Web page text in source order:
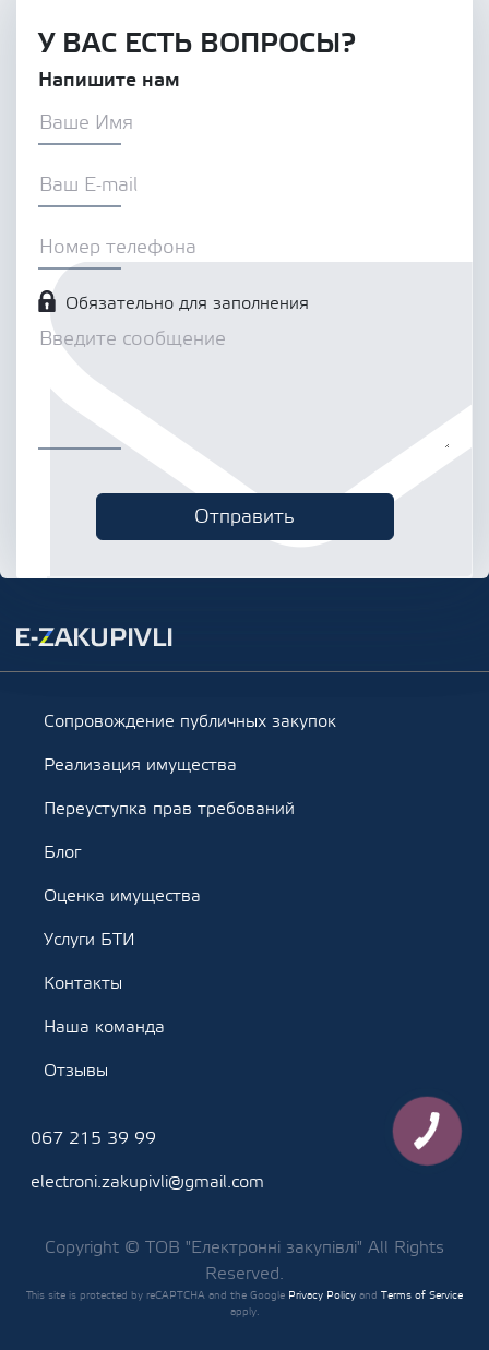
У ВАС ЕСТЬ ВОПРОСЫ?
Напишите нам
Обязательно для заполнения
Сопровождение публичных закупок
Реализация имущества
Переуступка прав требований
Блог
Оценка имущества
Услуги БТИ
Контакты
Наша команда
Отзывы
067 215 39 99
electroni.zakupivli@gmail.com
Copyright © ТОВ "Електронні закупівлі" All Rights
Reserved.
This site is protected by reCAPTCHA and the Google Privacy Policy and Terms of Service
apply.